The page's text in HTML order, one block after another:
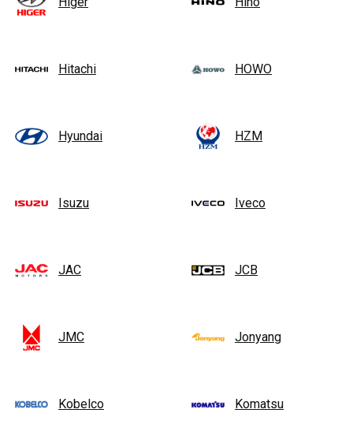
Hitachi HOWO
Hyundai HZM
Isuzu Iveco
JAC JCB
JMC Jonyang
Kobelco Komatsu